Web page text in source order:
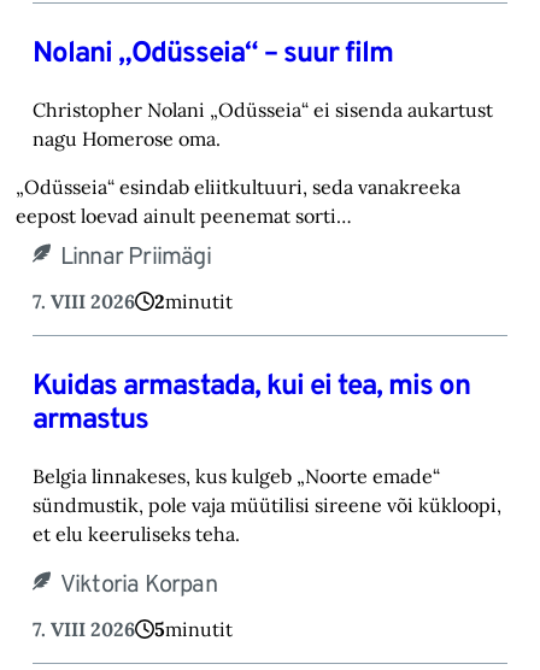
Nolani „Odüsseia“ – suur film
Christopher Nolani „Odüsseia“ ei sisenda aukartust
nagu Homerose oma.‎
„Odüsseia“ esindab eliitkultuuri, seda vanakreeka
eepost loevad ainult peenemat sorti…
Linnar Priimägi
7. VIII 2026 2minutit
Kuidas armastada, kui ei tea, mis on
armastus
Belgia linnakeses, kus kulgeb „Noorte emade“
sündmustik, pole vaja müütilisi sireene või kük‎loopi,
et elu keeruliseks teha. ‎
Viktoria Korpan
7. VIII 2026 5minutit